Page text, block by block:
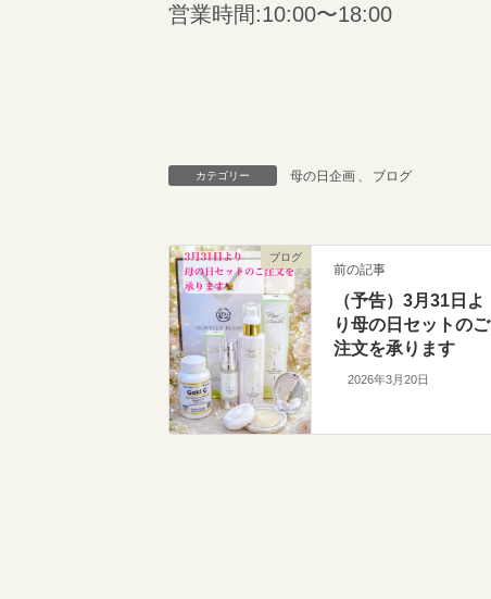
営業時間:10:00〜18:00
カテゴリー 母の日企画 、 ブログ
ブログ
前の記事
（予告）3月31日よ
り母の日セットのご
注文を承ります
2026年3月20日